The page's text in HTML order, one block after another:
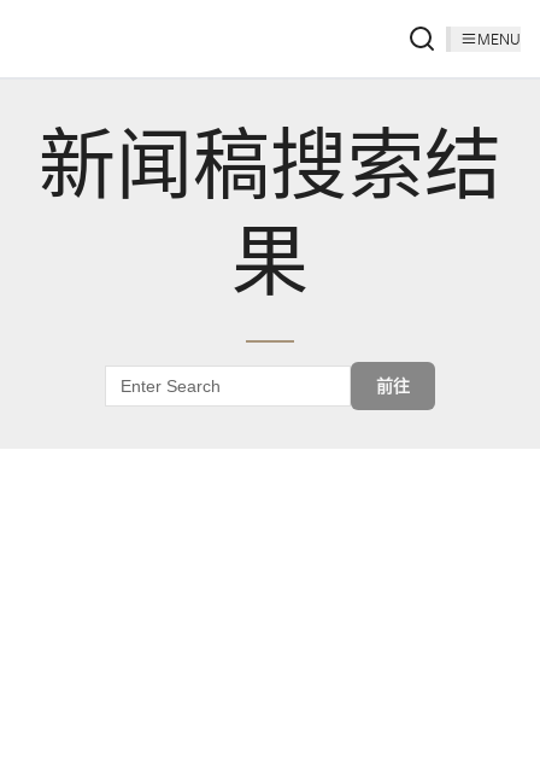
MENU
新闻稿搜索结
果
前往